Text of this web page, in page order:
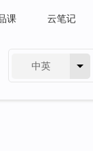
课 云笔记
中英